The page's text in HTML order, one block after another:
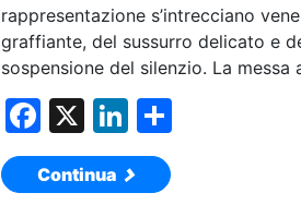
rappresentazione s’intrecciano
graffiante, del sussurro delicato e
sospensione del silenzio. La messa
F
a
c
X
Li
n
k
Continua